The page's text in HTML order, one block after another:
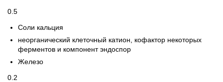
0.5
Соли кальция
неорганический клеточный катион, кофактор некоторых
ферментов и компонент эндоспор
Железо
0.2